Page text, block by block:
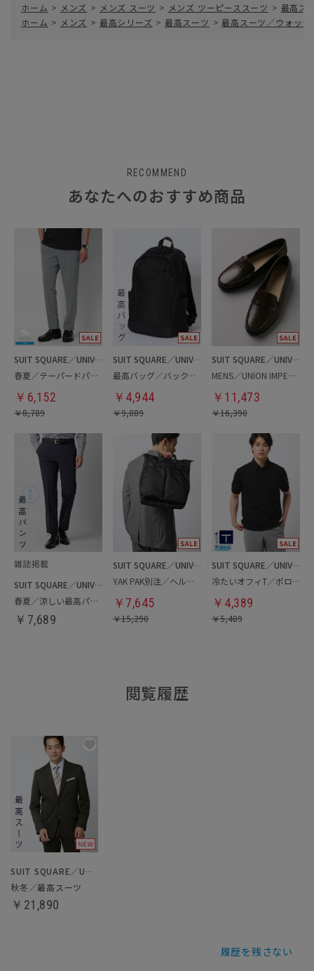
ホーム > メンズ > メンズ スーツ > メンズ ツーピーススーツ > 最高ス
ホーム > メンズ > 最高シリーズ > 最高スーツ > 最高スーツ／ウォッ
RECOMMEND
あなたへのおすすめ商品
SUIT SQUARE／UNIVERSAL LANGUAGE
春夏／テーパードパンツ
￥ 6,152
￥8,789
SUIT SQUARE／UNIVERSAL LANGUAGE
最高バッグ／バックパック
￥ 4,944
￥9,889
SUIT SQUARE／UNIVERSAL LANGUAGE
MENS／UNION IMPERIAL監修／コインローファー
￥ 11,473
￥16,390
SUIT SQUARE／UNIVERSAL LANGUAGE
春夏／涼しい最高パンツ
￥ 7,689
SUIT SQUARE／UNIVERSAL LANGUAGE
YAK PAK別注／ヘルメットバッグ
￥ 7,645
￥15,290
SUIT SQUARE／UNIVERSAL LANGUAGE
冷たいオフィT／ポロシャツ
￥ 4,389
￥5,489
閲覧履歴
SUIT SQUARE／UNIVERSAL LANGUAGE
秋冬／最高スーツ
￥21,890
履歴を残さない